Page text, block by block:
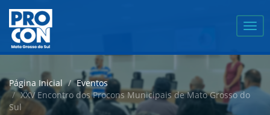
Página Inicial
Eventos
XXV Encontro dos Procons Municipais de Mato Grosso do
Sul